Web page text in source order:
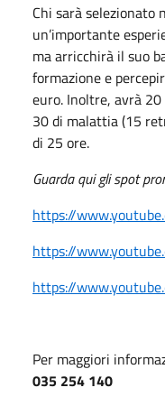
Chi sarà selezionato
un’importante
ma arricchirà il suo
formazione e
euro. Inoltre, avrà
30 di malattia (15
di 25 ore.
Guarda qui gli spot
https://
https://
https://
Per maggiori
035 254 140